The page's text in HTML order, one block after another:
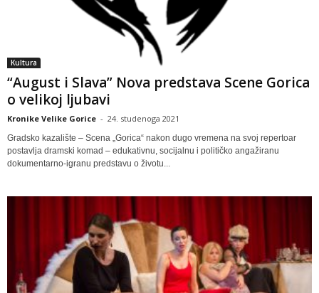
Kultura
“August i Slava” Nova predstava Scene Gorica
o velikoj ljubavi
Kronike Velike Gorice - 24. studenoga 2021
Gradsko kazalište – Scena „Gorica“ nakon dugo vremena na svoj repertoar
postavlja dramski komad – edukativnu, socijalnu i političko angažiranu
dokumentarno-igranu predstavu o životu...